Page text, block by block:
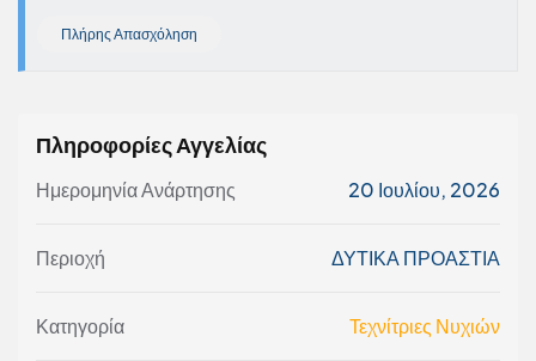
Πλήρης Απασχόληση
Πληροφορίες Αγγελίας
Ημερομηνία Ανάρτησης 20 Ιουλίου, 2026
Περιοχή ΔΥΤΙΚΑ ΠΡΟΑΣΤΙΑ
Κατηγορία Τεχνίτριες Νυχιών